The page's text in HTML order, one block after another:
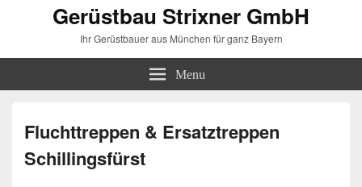
Gerüstbau Strixner GmbH
Ihr Gerüstbauer aus München für ganz Bayern
Menu
Fluchttreppen & Ersatztreppen
Schillingsfürst